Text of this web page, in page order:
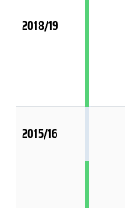
2018/19
2015/16